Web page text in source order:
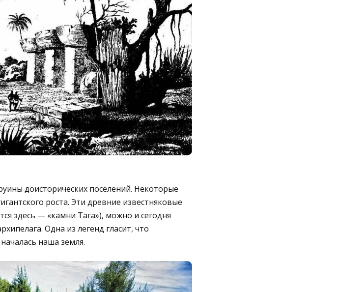
доисторических поселений. Некоторые
роста. Эти древние известняковые
здесь — «камни Тага»), можно и сегодня
Одна из легенд гласит, что
наша земля.